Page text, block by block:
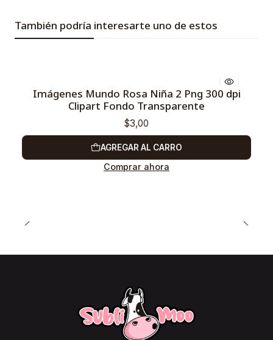
También podría interesarte uno de estos
Imágenes Mundo Rosa Niña 2 Png 300 dpi
Clipart Fondo Transparente
$3,00
AGREGAR AL CARRO
Comprar ahora